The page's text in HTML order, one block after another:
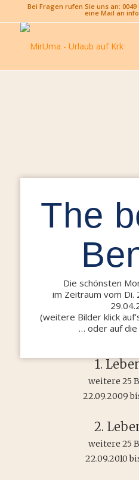
Bei Fragen rufen Sie uns an: 0049
eine Mail an
The
Die schönsten
im Zeitraum vom Di.
(weitere Bilder klick
… oder auf
1.
weitere 25
22.09.2009
2.
weitere 25
22.09.2010